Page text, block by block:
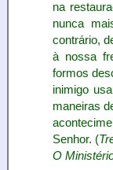
na
nunca
contrário,
à nossa
formos
inimigo
maneiras
Senhor. (
O